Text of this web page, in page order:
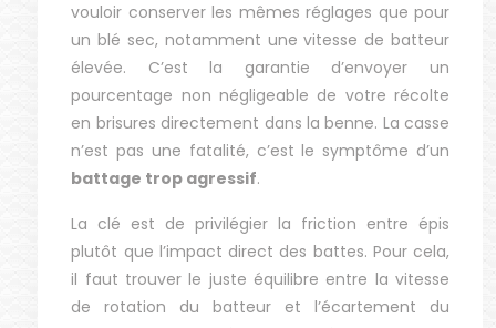
vouloir conserver les mêmes réglages que pour
un blé sec, notamment une vitesse de batteur
élevée. C’est la garantie d’envoyer un
pourcentage non négligeable de votre récolte
en brisures directement dans la benne. La casse
n’est pas une fatalité, c’est le symptôme d’un
battage trop agressif.
La clé est de privilégier la friction entre épis
plutôt que l’impact direct des battes. Pour cela,
il faut trouver le juste équilibre entre la vitesse
de rotation du batteur et l’écartement du